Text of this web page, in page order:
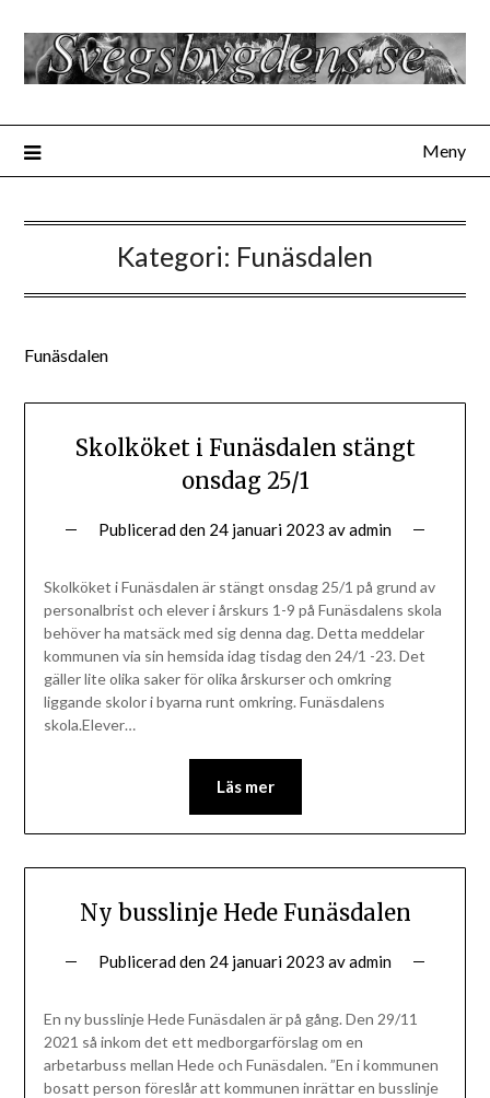
innehåll
Meny
Kategori: Funäsdalen
Funäsdalen
Skolköket i Funäsdalen stängt
onsdag 25/1
Publicerad den 24 januari 2023 avadmin
Skolköket i Funäsdalen är stängt onsdag 25/1 på grund av
personalbrist och elever i årskurs 1-9 på Funäsdalens skola
behöver ha matsäck med sig denna dag. Detta meddelar
kommunen via sin hemsida idag tisdag den 24/1 -23. Det
gäller lite olika saker för olika årskurser och omkring
liggande skolor i byarna runt omkring. Funäsdalens
skola.Elever…
Läs mer
Ny busslinje Hede Funäsdalen
Publicerad den 24 januari 2023 avadmin
En ny busslinje Hede Funäsdalen är på gång. Den 29/11
2021 så inkom det ett medborgarförslag om en
arbetarbuss mellan Hede och Funäsdalen. ”En i kommunen
bosatt person föreslår att kommunen inrättar en busslinje